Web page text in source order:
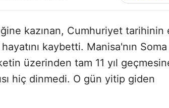
kazınan, Cumhuriyet tarihinin
kaybetti. Manisa'nın Soma
üzerinden tam 11 yıl
hiç dinmedi. O gün yitip giden